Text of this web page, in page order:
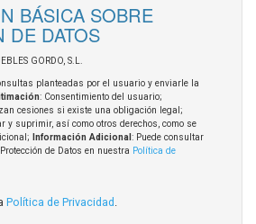
BÁSICA SOBRE
DE DATOS
GORDO, S.L.
planteadas por el usuario y enviarle la
: Consentimiento del usuario;
cesiones si existe una obligación legal;
y suprimir, así como otros derechos, como se
Información Adicional : Puede consultar
de Datos en nuestra Política de
Política de Privacidad